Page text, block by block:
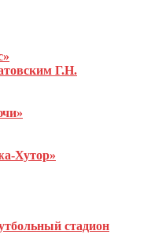
Г.Н.
Хутор»
стадион